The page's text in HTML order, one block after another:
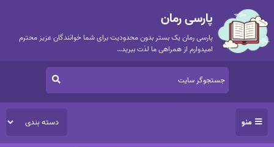
پارسی رمان
پارسی رمان یک بستر بدون محدودیت برای شما خوانندگان عزیز محترم
امیدوارم از همراهی ما لذت ببرید…
منو